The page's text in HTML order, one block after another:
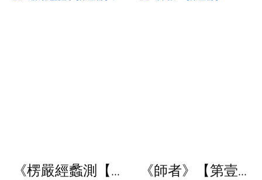
《楞嚴經蠡測【... 《師者》【第壹...